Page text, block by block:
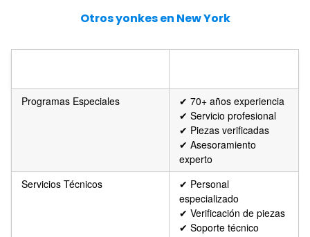
Otros yonkes en New York
Programas Especiales
✔ 70+ años experiencia
✔ Servicio profesional
✔ Piezas verificadas
✔ Asesoramiento
experto
Servicios Técnicos
✔ Personal
especializado
✔ Verificación de piezas
✔ Soporte técnico